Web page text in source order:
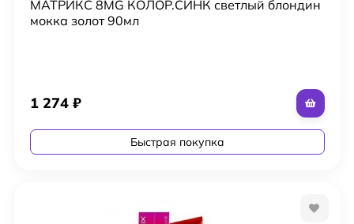
МАТРИКС 8MG КОЛОР.СИНК светлый блондин
мокка золот 90мл
1 274 ₽
Быстрая покупка